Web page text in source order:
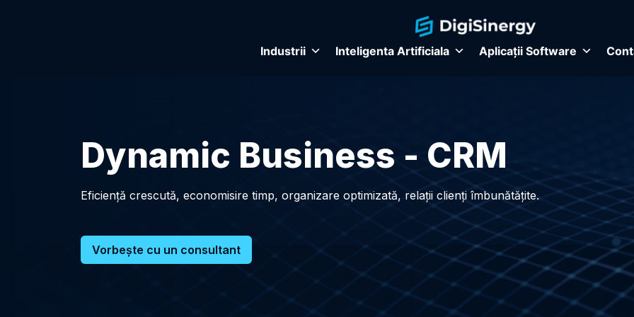
Industrii Inteligenta Artificiala Aplicații Software
Dynamic Business - CRM
Eficiență crescută, economisire timp, organizare optimizată, relații clienți îmbunătățite.
Vorbeşte cu un consultant